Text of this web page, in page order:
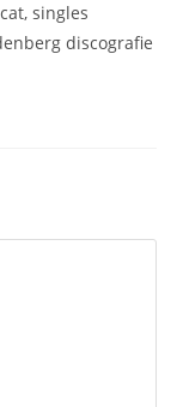
singles
discografie